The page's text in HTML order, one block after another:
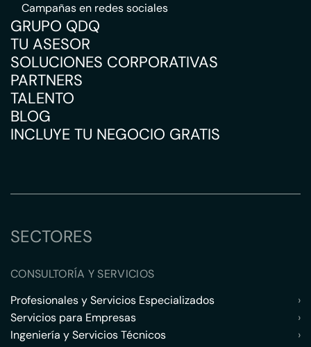
Campañas en redes sociales
GRUPO QDQ
TU ASESOR
SOLUCIONES CORPORATIVAS
PARTNERS
TALENTO
BLOG
INCLUYE TU NEGOCIO GRATIS
SECTORES
CONSULTORÍA Y SERVICIOS
Profesionales y Servicios Especializados
›
Servicios para Empresas
›
Ingeniería y Servicios Técnicos
›